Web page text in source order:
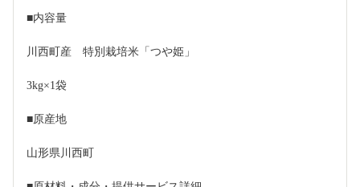
■内容量
川西町産　特別栽培米「つや姫」
3kg×1袋
■原産地
山形県川西町